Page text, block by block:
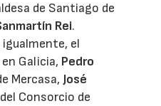
de Santiago de
Rei.
el
Galicia, Pedro
Mercasa, José
Consorcio de